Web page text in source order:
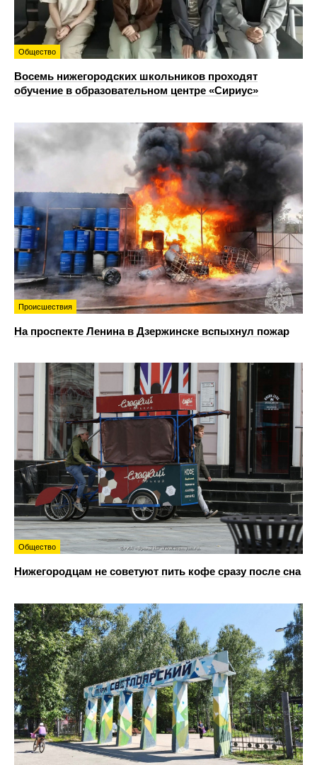
Общество
Восемь нижегородских школьников проходят
обучение в образовательном центре «Сириус»
Происшествия
На проспекте Ленина в Дзержинске вспыхнул пожар
Общество
Нижегородцам не советуют пить кофе сразу после сна